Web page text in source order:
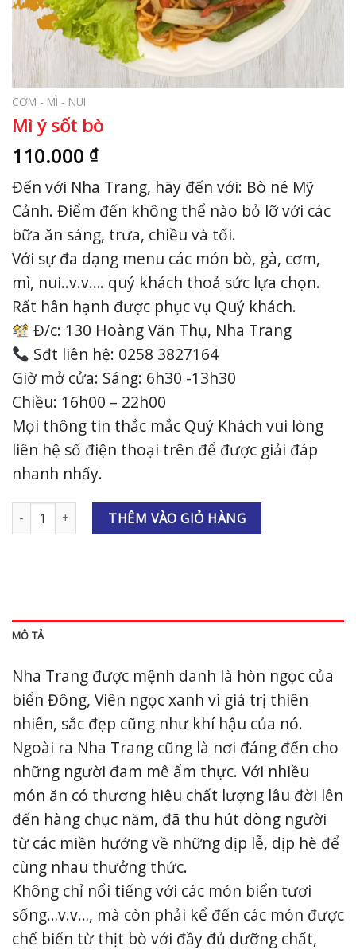
CƠM - MÌ - NUI
Mì ý sốt bò
110.000 ₫
Đến với Nha Trang, hãy đến với: Bò né Mỹ
Cảnh. Điểm đến không thể nào bỏ lỡ với các
bữa ăn sáng, trưa, chiều và tối.
Với sự đa dạng menu các món bò, gà, cơm,
mì, nui..v.v…. quý khách thoả sức lựa chọn.
Rất hân hạnh được phục vụ Quý khách.
Đ/c: 130 Hoàng Văn Thụ, Nha Trang
Sđt liên hệ: 0258 3827164
Giờ mở cửa: Sáng: 6h30 -13h30
Chiều: 16h00 – 22h00
Mọi thông tin thắc mắc Quý Khách vui lòng
liên hệ số điện thoại trên để được giải đáp
nhanh nhấy.
Mì ý sốt bò số lượngTHÊM VÀO GIỎ HÀNG
MÔ TẢ
Nha Trang được mệnh danh là hòn ngọc của
biển Đông, Viên ngọc xanh vì giá trị thiên
nhiên, sắc đẹp cũng như khí hậu của nó.
Ngoài ra Nha Trang cũng là nơi đáng đến cho
những người đam mê ẩm thực. Với nhiều
món ăn có thương hiệu chất lượng lâu đời lên
đến hàng chục năm, đã thu hút dòng người
từ các miền hướng về những dịp lễ, dịp hè để
cùng nhau thưởng thức.
Không chỉ nổi tiếng với các món biển tươi
sống…v.v…, mà còn phải kể đến các món được
chế biến từ thịt bò với đầy đủ dưỡng chất,